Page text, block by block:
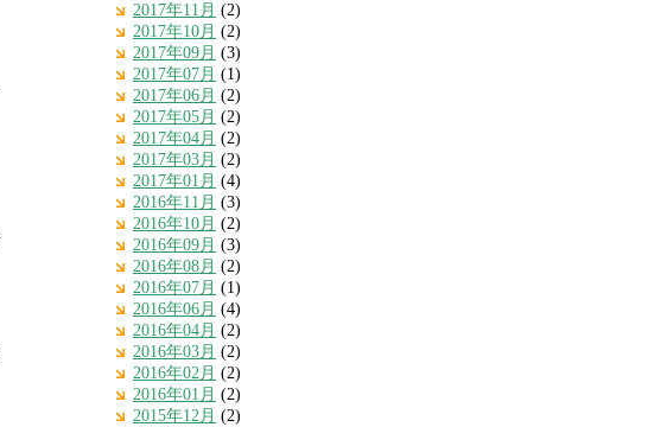
2017年11月 (2)
2017年10月 (2)
2017年09月 (3)
2017年07月 (1)
2017年06月 (2)
2017年05月 (2)
2017年04月 (2)
2017年03月 (2)
2017年01月 (4)
2016年11月 (3)
2016年10月 (2)
2016年09月 (3)
2016年08月 (2)
2016年07月 (1)
2016年06月 (4)
2016年04月 (2)
2016年03月 (2)
2016年02月 (2)
2016年01月 (2)
2015年12月 (2)